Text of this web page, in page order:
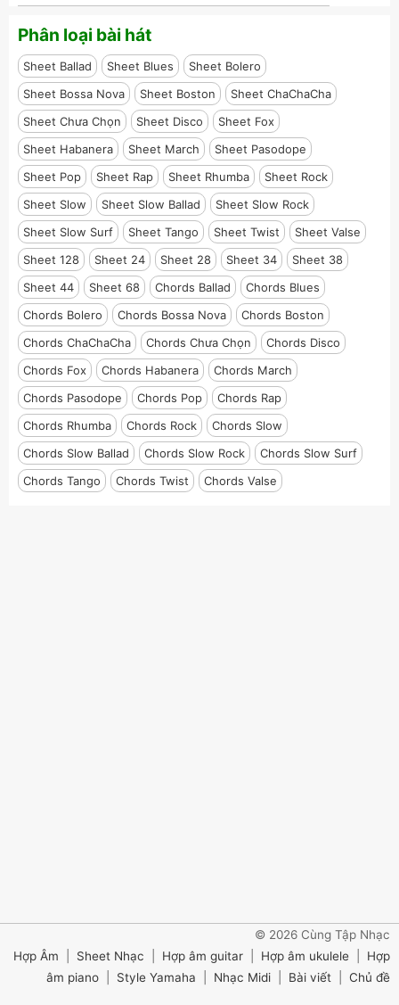
Phân loại bài hát
Sheet Ballad Sheet Blues
Sheet Bolero
Sheet Bossa Nova
Sheet Boston
Sheet ChaChaCha
Sheet Chưa Chọn
Sheet Disco
Sheet Fox
Sheet Habanera
Sheet March
Sheet Pasodope
Sheet Pop
Sheet Rap Sheet Rhumba
Sheet Rock
Sheet Slow
Sheet Slow Ballad
Sheet Slow Rock
Sheet Slow Surf
Sheet Tango Sheet Twist
Sheet Valse
Sheet 128
Sheet 24 Sheet 28 Sheet 34
Sheet 38
Sheet 44
Sheet 68 Chords Ballad
Chords Blues
Chords Bolero
Chords Bossa Nova
Chords Boston
Chords ChaChaCha
Chords Chưa Chọn
Chords Disco
Chords Fox
Chords Habanera
Chords March
Chords Pasodope
Chords Pop
Chords Rap
Chords Rhumba
Chords Rock
Chords Slow
Chords Slow Ballad
Chords Slow Rock
Chords Slow Surf
Chords Tango
Chords Twist Chords Valse
© 2026 Cùng Tập Nhạc
Hợp Âm
Sheet Nhạc Hợp âm guitar Hợp âm ukulele
Hợp
âm piano
Style Yamaha Nhạc Midi Bài viết Chủ đề